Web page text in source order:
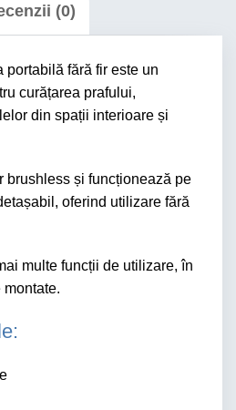
(0)
portabilă fără fir este un
curățarea prafului,
din spații interioare și
brushless și funcționează pe
oferind utilizare fără
multe funcții de utilizare, în